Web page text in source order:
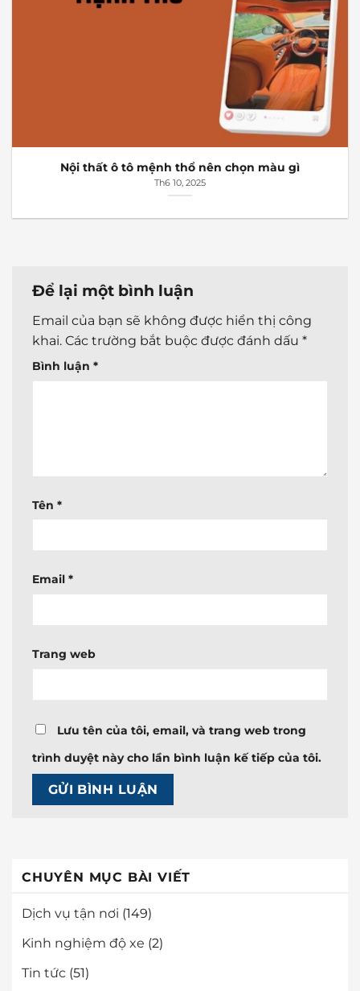
Nội thất ô tô mệnh thổ nên chọn màu gì
Th6 10, 2025
Để lại một bình luận
Email của bạn sẽ không được hiển thị công
khai. Các trường bắt buộc được đánh dấu *
Bình luận *
Tên *
Email *
Trang web
Lưu tên của tôi, email, và trang web trong
trình duyệt này cho lần bình luận kế tiếp của tôi.
CHUYÊN MỤC BÀI VIẾT
Dịch vụ tận nơi (149)
Kinh nghiệm độ xe (2)
Tin tức (51)